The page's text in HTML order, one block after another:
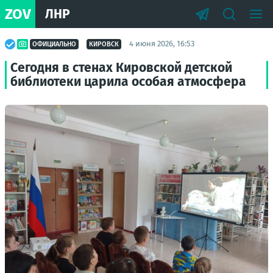
ZOV ЛНР
ОФИЦИАЛЬНО КИРОВСК 4 июня 2026, 16:53
Сегодня в стенах Кировской детской
библиотеки царила особая атмосфера